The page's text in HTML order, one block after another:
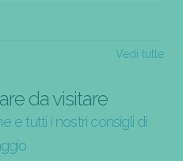
Vedi tutte
da visitare
e tutti i nostri consigli di